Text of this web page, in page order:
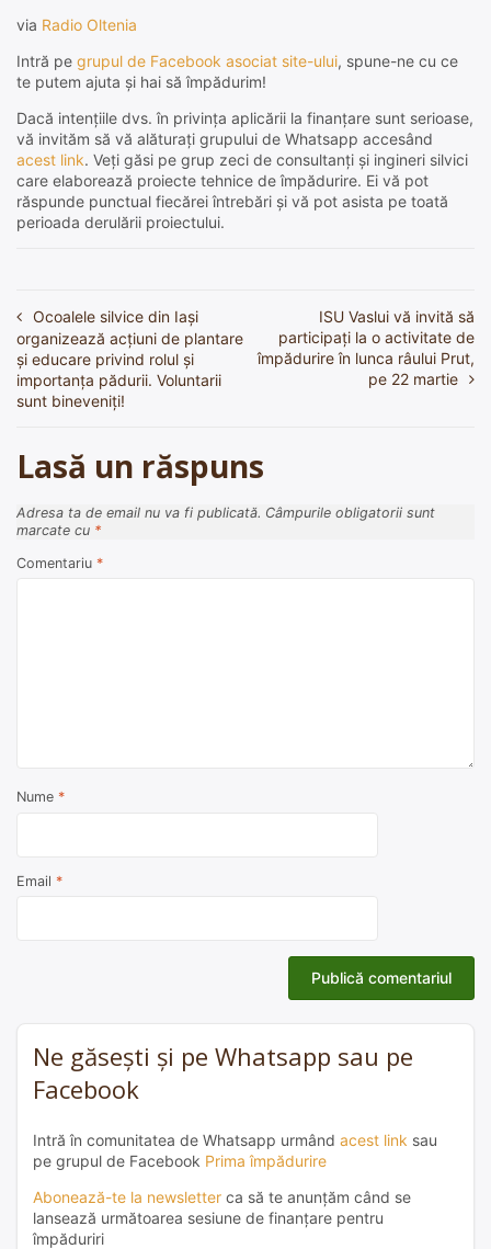
via Radio Oltenia
Intră pe grupul de Facebook asociat site-ului, spune-ne cu ce
te putem ajuta și hai să împădurim!
Dacă intențiile dvs. în privința aplicării la finanțare sunt serioase,
vă invităm să vă alăturați grupului de Whatsapp accesând
acest link. Veți găsi pe grup zeci de consultanți și ingineri silvici
care elaborează proiecte tehnice de împădurire. Ei vă pot
răspunde punctual fiecărei întrebări și vă pot asista pe toată
perioada derulării proiectului.
Navigare
în
articole
Ocoalele silvice din Iași
organizează acțiuni de plantare
și educare privind rolul și
importanța pădurii. Voluntarii
sunt bineveniți!
ISU Vaslui vă invită să
participați la o activitate de
împădurire în lunca râului Prut,
pe 22 martie
Lasă un răspuns
Adresa ta de email nu va fi publicată. Câmpurile obligatorii sunt
marcate cu *
Comentariu *
Nume *
Email *
Ne găsești și pe Whatsapp sau pe
Facebook
Intră în comunitatea de Whatsapp urmând acest link sau
pe grupul de Facebook Prima împădurire
Abonează-te la newsletter ca să te anunțăm când se
lansează următoarea sesiune de finanțare pentru
împăduriri